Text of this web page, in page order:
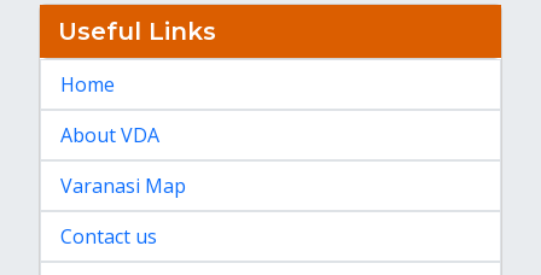
Useful Links
Home
About VDA
Varanasi Map
Contact us